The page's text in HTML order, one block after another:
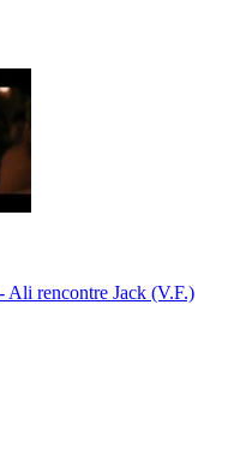
Ali rencontre Jack (V.F.)